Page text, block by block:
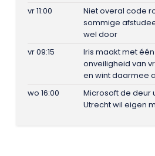
vr 11:00
Niet overal code
sommige
wel door
vr 09:15
Iris maakt met
onveiligheid van
en wint daarmee
wo 16:00
Microsoft de deur
Utrecht wil eigen